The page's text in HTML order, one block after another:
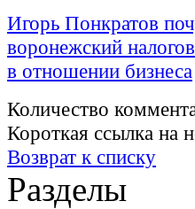
Игорь Понкратов
воронежский
в отношении бизнеса
Количество
Короткая ссылка на
Возврат к списку
Разделы